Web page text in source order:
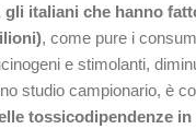
gli italiani che hanno
, come pure i
e stimolanti,
studio campionario, è
tossicodipendenze in